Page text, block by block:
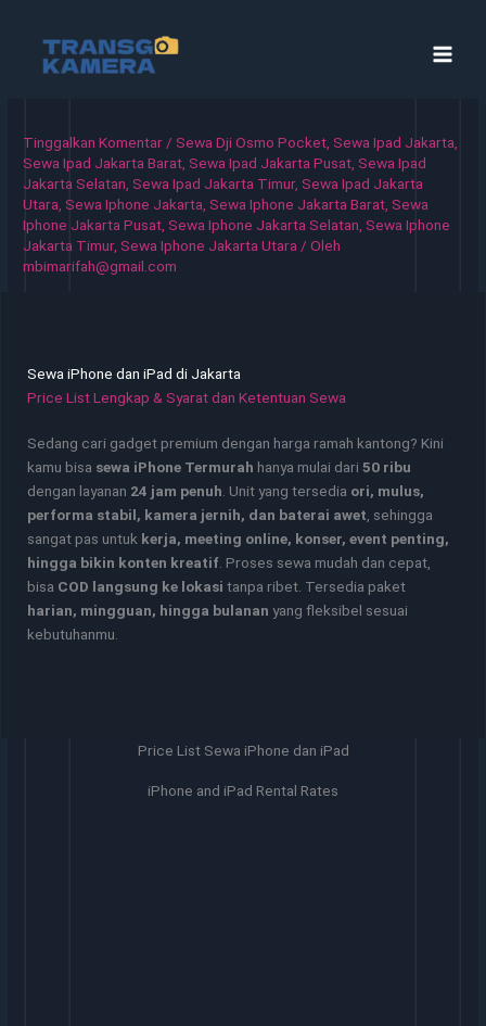
konten
Tinggalkan Komentar / Sewa Dji Osmo Pocket Sewa Ipad Jakarta
Sewa Ipad Jakarta Barat Sewa Ipad Jakarta Pusat Sewa Ipad
Jakarta Selatan Sewa Ipad Jakarta Timur, Sewa Ipad Jakarta
Utara Sewa Iphone Jakarta Sewa Iphone Jakarta Barat Sewa
Iphone Jakarta Pusat Sewa Iphone Jakarta Selatan Sewa Iphone
Jakarta Timur, Sewa Iphone Jakarta Utara / Oleh
mbimarifah@gmail.com
Sewa iPhone dan iPad di Jakarta
Price List Lengkap & Syarat dan Ketentuan Sewa
Sedang cari gadget premium dengan harga ramah kantong? Kini
kamu bisa sewa iPhone Termurah hanya mulai dari50 ribu
dengan layanan 24 jam penuh . Unit yang tersedia ori, mulus,
performa stabil, kamera jernih, dan baterai awet , sehingga
sangat pas untuk kerja, meeting online, konser, event penting,
hingga bikin konten kreatif . Proses sewa mudah dan cepat,
bisa COD langsung ke lokasitanpa ribet. Tersedia paket
harian, mingguan, hingga bulanan yang fleksibel sesuai
kebutuhanmu.
Price List Sewa iPhone dan iPad
iPhone and iPad Rental Rates